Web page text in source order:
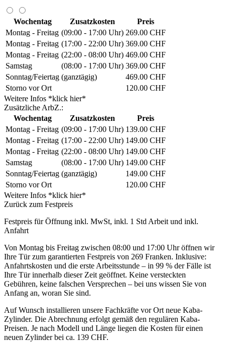
Wochentag Zusatzkosten
Preis
Montag - Freitag (09:00 - 17:00 Uhr) 269.00 CHF
Montag - Freitag (17:00 - 22:00 Uhr) 369.00 CHF
Montag - Freitag (22:00 - 08:00 Uhr) 469.00 CHF
Samstag
(08:00 - 17:00 Uhr) 369.00 CHF
Sonntag/Feiertag (ganztägig)
469.00 CHF
Storno vor Ort
120.00 CHF
Weitere Infos *klick hier*
Zusätzliche ArbZ.:
Wochentag
Zusatzkosten
Preis
Montag - Freitag (09:00 - 17:00 Uhr) 139.00 CHF
Montag - Freitag (17:00 - 22:00 Uhr) 149.00 CHF
Montag - Freitag (22:00 - 08:00 Uhr) 149.00 CHF
Samstag
(08:00 - 17:00 Uhr) 149.00 CHF
Sonntag/Feiertag (ganztägig)
149.00 CHF
Storno vor Ort
120.00 CHF
Weitere Infos *klick hier*
Zurück zum Festpreis
Festpreis für Öffnung inkl. MwSt, inkl. 1 Std Arbeit und inkl.
Anfahrt
Von Montag bis Freitag zwischen 08:00 und 17:00 Uhr öffnen wir
Ihre Tür zum garantierten Festpreis von 269 Franken. Inklusive:
Anfahrtskosten und die erste Arbeitsstunde – in 99 % der Fälle ist
Ihre Tür innerhalb dieser Zeit geöffnet. Keine versteckten
Gebühren, keine falschen Versprechen – bei uns wissen Sie von
Anfang an, woran Sie sind.
Auf Wunsch installieren unsere Fachkräfte vor Ort neue Kaba-
Zylinder. Die Abrechnung erfolgt gemäß den regulären Kaba-
Preisen. Je nach Modell und Länge liegen die Kosten für einen
neuen Zylinder bei ca. 139 CHF.